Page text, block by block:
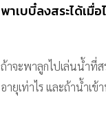
พาเบบี๋ลงสระได้เมื่อ
ถ้าจะพาลูกไปเล่นน้ำที่
อายุเท่าไร และถ้าน้ำเข้